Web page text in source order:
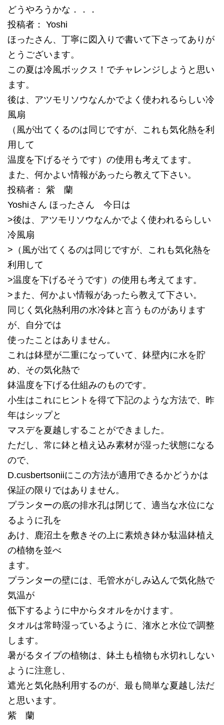
どうやろうかな．．．
投稿者： Yoshi
ほったさん、丁寧に図入りで書いて下さってありが
とうございます。
この夏は冷風ボックス！でチャレンジしようと思い
ます。
後は、アツモリソウなんかでよく使われるらしい冷
風扇
（風が出てくるのは同じですが、これも気化熱を利
用して
温度を下げるそうです）の使用も考えてます。
また、何かよい情報があったら教えて下さい。
投稿者： 紫 蘭
Yoshiさん ほったさん 今日は
>後は、アツモリソウなんかでよく使われるらしい
冷風扇
>（風が出てくるのは同じですが、これも気化熱を
利用して
>温度を下げるそうです）の使用も考えてます。
>また、何かよい情報があったら教えて下さい。
同じく気化熱利用の水冷鉢と言うものがあります
が、自分では
使ったことはありません。
これは鉢壁が二重になっていて、鉢壁内に水を貯
め、その気化熱で
鉢温度を下げる仕組みのものです。
小生はこれにヒントを得て下記のような方法で、昨
年はシップと
マスデを夏越しすることができました。
ただし、常に鉢と植え込み素材が湿った状態になる
ので、
D.cusbertsoniiにこの方法が適用できるかどうかは
保証の限りではありません。
プランターの底の排水孔は閉じて、適当な水位にな
るように孔を
あけ、鹿沼土を敷きその上に素焼き鉢か駄温鉢植え
の植物を並べ
ます。
プランターの壁には、毛管水がしみ込んで気化熱で
気温が
低下するように中からタオルをかけます。
タオルは常時湿っているように、潅水と水位で調整
します。
暑がるタイプの植物は、鉢土も植物も水切れしない
ように注意し、
遮光と気化熱利用するのが、最も簡単な夏越し法だ
と思います。
紫 蘭